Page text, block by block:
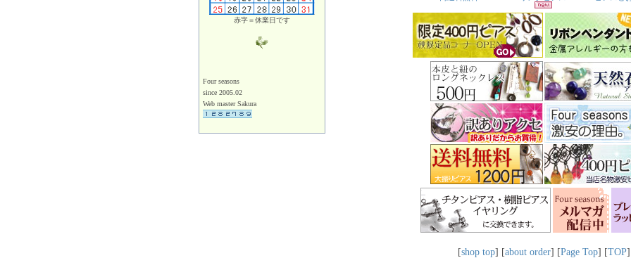
赤字＝休業日です
Four seasons
since 2005.02
Web master Sakura
[shop top] [about order] [Page Top] [TOP]